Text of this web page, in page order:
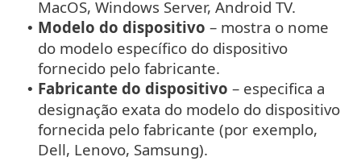
MacOS, Windows Server, Android TV.
• Modelo do dispositivo – mostra o nome
do modelo específico do dispositivo
fornecido pelo fabricante.
• Fabricante do dispositivo – especifica a
designação exata do modelo do dispositivo
fornecida pelo fabricante (por exemplo,
Dell, Lenovo, Samsung).